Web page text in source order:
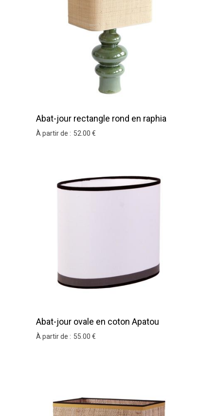
Abat-jour rectangle rond en raphia
brun
À partir de : 52 .00 €
Abat-jour ovale en coton Apatou
À partir de : 55 .00 €